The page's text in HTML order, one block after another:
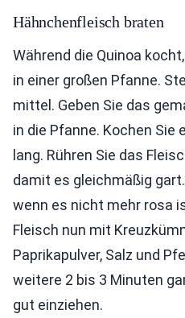
Hähnchenfleisch braten
Während die Quinoa
in einer großen Pfanne.
mittel. Geben Sie das
in die Pfanne. Kochen Sie
lang. Rühren Sie das
damit es gleichmäßig
wenn es nicht mehr rosa
Fleisch nun mit
Paprikapulver, Salz und
weitere 2 bis 3 Minuten
gut einziehen.